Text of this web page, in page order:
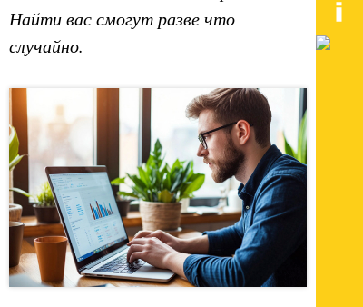
Найти вас смогут разве что
случайно.